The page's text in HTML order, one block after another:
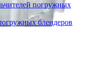
погружных
блендеров